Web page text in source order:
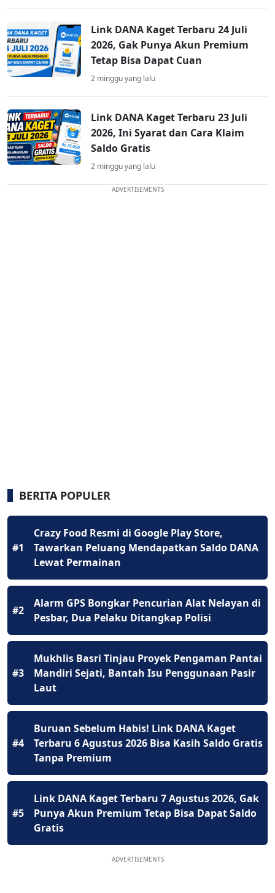
Link DANA Kaget Terbaru 24 Juli
2026, Gak Punya Akun Premium
Tetap Bisa Dapat Cuan
2 minggu yang lalu
Link DANA Kaget Terbaru 23 Juli
2026, Ini Syarat dan Cara Klaim
Saldo Gratis
2 minggu yang lalu
ADVERTISEMENTS
BERITA POPULER
#1
Crazy Food Resmi di Google Play Store,
Tawarkan Peluang Mendapatkan Saldo DANA
Lewat Permainan
#2
Alarm GPS Bongkar Pencurian Alat Nelayan di
Pesbar, Dua Pelaku Ditangkap Polisi
#3
Mukhlis Basri Tinjau Proyek Pengaman Pantai
Mandiri Sejati, Bantah Isu Penggunaan Pasir
Laut
#4
Buruan Sebelum Habis! Link DANA Kaget
Terbaru 6 Agustus 2026 Bisa Kasih Saldo Gratis
Tanpa Premium
#5
Link DANA Kaget Terbaru 7 Agustus 2026, Gak
Punya Akun Premium Tetap Bisa Dapat Saldo
Gratis
ADVERTISEMENTS